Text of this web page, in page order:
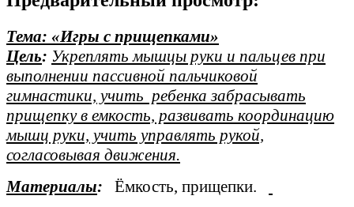
Тема: «Игры с прищепками»
Цель: Укреплять мышцы руки и пальцев при
выполнении пассивной пальчиковой
гимнастики, учить ребенка забрасывать
прищепку в емкость, развивать координацию
мышц руки, учить управлять рукой,
согласовывая движения.
Материалы: Ёмкость, прищепки.